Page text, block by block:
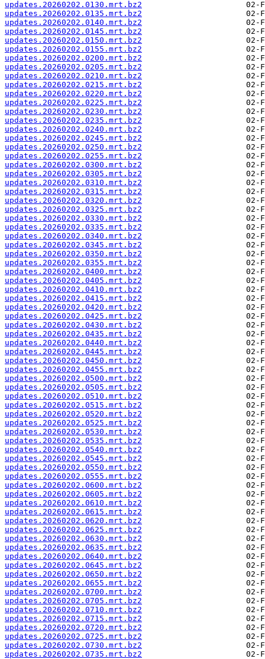
updates.20260202.0130.mrt.bz2
updates.20260202.0135.mrt.bz2
updates.20260202.0140.mrt.bz2
updates.20260202.0145.mrt.bz2
updates.20260202.0150.mrt.bz2
updates.20260202.0155.mrt.bz2
updates.20260202.0200.mrt.bz2
updates.20260202.0205.mrt.bz2
updates.20260202.0210.mrt.bz2
updates.20260202.0215.mrt.bz2
updates.20260202.0220.mrt.bz2
updates.20260202.0225.mrt.bz2
updates.20260202.0230.mrt.bz2
updates.20260202.0235.mrt.bz2
updates.20260202.0240.mrt.bz2
updates.20260202.0245.mrt.bz2
updates.20260202.0250.mrt.bz2
updates.20260202.0255.mrt.bz2
updates.20260202.0300.mrt.bz2
updates.20260202.0305.mrt.bz2
updates.20260202.0310.mrt.bz2
updates.20260202.0315.mrt.bz2
updates.20260202.0320.mrt.bz2
updates.20260202.0325.mrt.bz2
updates.20260202.0330.mrt.bz2
updates.20260202.0335.mrt.bz2
updates.20260202.0340.mrt.bz2
updates.20260202.0345.mrt.bz2
updates.20260202.0350.mrt.bz2
updates.20260202.0355.mrt.bz2
updates.20260202.0400.mrt.bz2
updates.20260202.0405.mrt.bz2
updates.20260202.0410.mrt.bz2
updates.20260202.0415.mrt.bz2
updates.20260202.0420.mrt.bz2
updates.20260202.0425.mrt.bz2
updates.20260202.0430.mrt.bz2
updates.20260202.0435.mrt.bz2
updates.20260202.0440.mrt.bz2
updates.20260202.0445.mrt.bz2
updates.20260202.0450.mrt.bz2
updates.20260202.0455.mrt.bz2
updates.20260202.0500.mrt.bz2
updates.20260202.0505.mrt.bz2
updates.20260202.0510.mrt.bz2
updates.20260202.0515.mrt.bz2
updates.20260202.0520.mrt.bz2
updates.20260202.0525.mrt.bz2
updates.20260202.0530.mrt.bz2
updates.20260202.0535.mrt.bz2
updates.20260202.0540.mrt.bz2
updates.20260202.0545.mrt.bz2
updates.20260202.0550.mrt.bz2
updates.20260202.0555.mrt.bz2
updates.20260202.0600.mrt.bz2
updates.20260202.0605.mrt.bz2
updates.20260202.0610.mrt.bz2
updates.20260202.0615.mrt.bz2
updates.20260202.0620.mrt.bz2
updates.20260202.0625.mrt.bz2
updates.20260202.0630.mrt.bz2
updates.20260202.0635.mrt.bz2
updates.20260202.0640.mrt.bz2
updates.20260202.0645.mrt.bz2
updates.20260202.0650.mrt.bz2
updates.20260202.0655.mrt.bz2
updates.20260202.0700.mrt.bz2
updates.20260202.0705.mrt.bz2
updates.20260202.0710.mrt.bz2
updates.20260202.0715.mrt.bz2
updates.20260202.0720.mrt.bz2
updates.20260202.0725.mrt.bz2
updates.20260202.0730.mrt.bz2
updates.20260202.0735.mrt.bz2